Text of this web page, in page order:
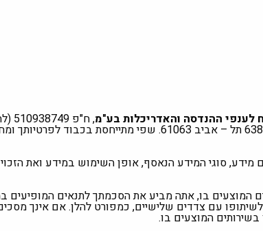
לענפי ההנדסה והאדריכלות בע"מ, ח"פ 510938749 (להלן: "
"), שמענה הרשום הינו ת.ד. 6385 תל – אביב 61063. שפי מתייחסת
מידע, סוגי המידע הנאסף, אופן השימוש במידע ואת
בו, אתה מביע את הסכמתך לתנאים המופיעים
עם צדדים שלישיים, כמפורט להלן. אם אינך מסכים
המוצעים בו.